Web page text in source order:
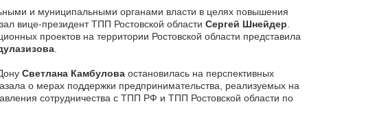
и муниципальными органами власти в целях повышения
вице-президент ТПП Ростовской области Сергей Шнейдер.
проектов на территории Ростовской области представила
.
Светлана Камбуловаостановилась на перспективных
о мерах поддержки предпринимательства, реализуемых на
сотрудничества с ТПП РФ и ТПП Ростовской области по